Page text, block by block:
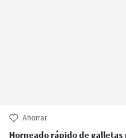
Ahorrar
Horneado rápido de